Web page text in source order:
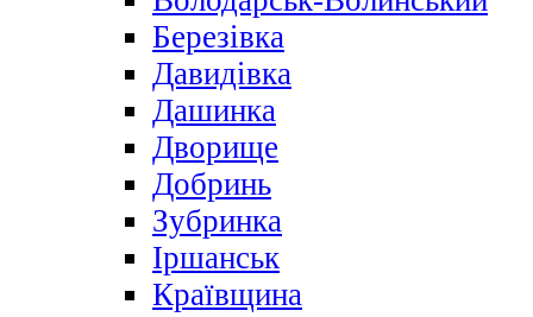
Березівка
Давидівка
Дашинка
Дворище
Добринь
Зубринка
Іршанськ
Краївщина